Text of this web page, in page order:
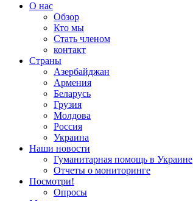
О нас
Обзор
Кто мы
Стать членом
контакт
Cтраны
Азербайджан
Армения
Беларусь
Грузия
Молдова
Россия
Украина
Наши новости
Гуманитарная помощь в Украине
Отчеты о мониторинге
Посмотри!
Опросы